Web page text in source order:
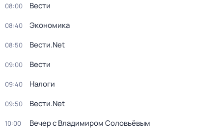
08:00 Вести
08:40 Экономика
08:50 Вести.Net
09:00 Вести
09:40 Налоги
09:50 Вести.Net
10:00 Вечер с Владимиром Соловьёвым